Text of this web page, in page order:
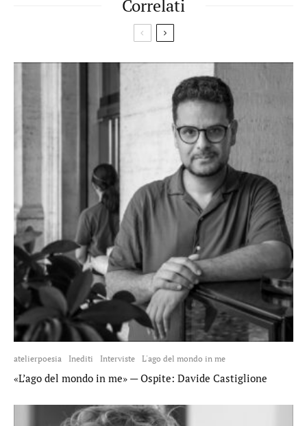
Correlati
atelierpoesia Inediti Interviste L'ago del mondo in me
«L’ago del mondo in me» — Ospite: Davide Castiglione